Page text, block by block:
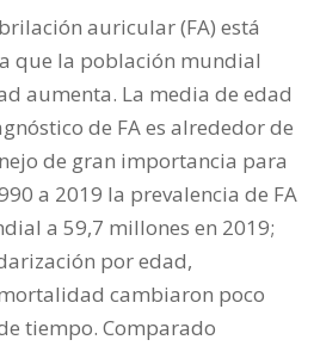
auricular (FA) está
que la población mundial
aumenta. La media de edad
de FA es alrededor de
de gran importancia para
a 2019 la prevalencia de FA
a 59,7 millones en 2019;
por edad,
cambiaron poco
tiempo. Comparado